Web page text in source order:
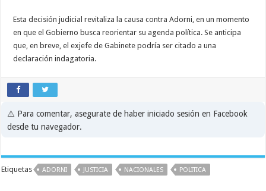
Esta decisión judicial revitaliza la causa contra Adorni, en un momento
en que el Gobierno busca reorientar su agenda política. Se anticipa
que, en breve, el exjefe de Gabinete podría ser citado a una
declaración indagatoria.
⚠️ Para comentar, asegurate de haber iniciado sesión en Facebook
desde tu navegador.
Etiquetas ADORNI JUSTICIA NACIONALES POLITICA